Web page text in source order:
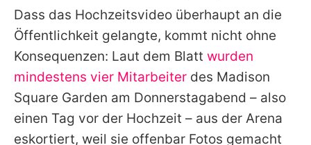
Dass das Hochzeitsvideo überhaupt an die
Öffentlichkeit gelangte, kommt nicht ohne
Konsequenzen: Laut dem Blatt wurden
mindestens vier Mitarbeiter des Madison
Square Garden am Donnerstagabend – also
einen Tag vor der Hochzeit – aus der Arena
eskortiert, weil sie offenbar Fotos gemacht